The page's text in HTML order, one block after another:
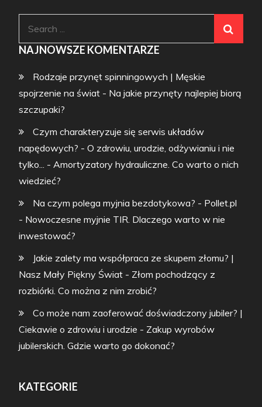
NAJNOWSZE KOMENTARZE
Rodzaje przynęt spinningowych | Męskie
spojrzenie na świat - Na jakie przynęty najlepiej biorą
szczupaki?
Czym charakteryzuje się serwis układów
napędowych? - O zdrowiu, urodzie, odżywianiu i nie
tylko... -Amortyzatory hydrauliczne. Co warto o nich
wiedzieć?
Na czym polega myjnia bezdotykowa? - Pollet.pl
- Nowoczesne myjnie TIR. Dlaczego warto w nie
inwestować?
Jakie zalety ma współpraca ze skupem złomu? |
Nasz Mały Piękny Świat - Złom pochodzący z
rozbiórki. Co można z nim zrobić?
Co może nam zaoferować doświadczony jubiler? |
Ciekawie o zdrowiu i urodzie - Zakup wyrobów
jubilerskich. Gdzie warto go dokonać?
KATEGORIE